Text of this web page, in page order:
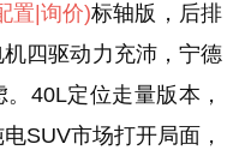
置|询价)标轴版，后排
四驱动力充沛，宁德
40L定位走量版本，
SUV市场打开局面，